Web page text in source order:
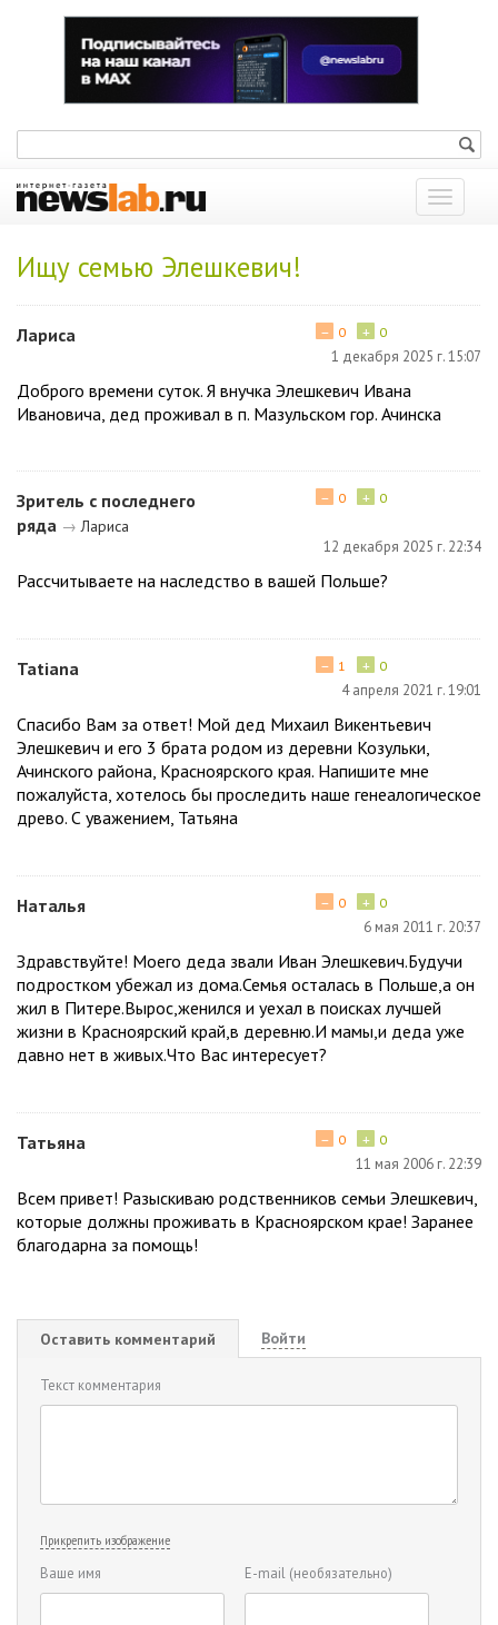
Показать
меню
Ищу семью Элешкевич!
Лариса + 0
− 0
1 декабря 2025 г. 15:07
Доброго времени суток. Я внучка Элешкевич Ивана
Ивановича, дед проживал в п. Мазульском гор. Ачинска
Зритель с последнего
ряда → Лариса
+ 0
− 0
12 декабря 2025 г. 22:34
Рассчитываете на наследство в вашей Польше?
Tatiana + 0
− 1
4 апреля 2021 г. 19:01
Спасибо Вам за ответ! Мой дед Михаил Викентьевич
Элешкевич и его 3 брата родом из деревни Козульки,
Ачинского района, Красноярского края. Напишите мне
пожалуйста, хотелось бы проследить наше генеалогическое
древо. С уважением, Татьяна
Наталья + 0
− 0
6 мая 2011 г. 20:37
Здравствуйте! Моего деда звали Иван Элешкевич.Будучи
подростком убежал из дома.Семья осталась в Польше,а он
жил в Питере.Вырос,женился и уехал в поисках лучшей
жизни в Красноярский край,в деревню.И мамы,и деда уже
давно нет в живых.Что Вас интересует?
Татьяна + 0
− 0
11 мая 2006 г. 22:39
Всем привет! Разыскиваю родственников семьи Элешкевич,
которые должны проживать в Красноярском крае! Заранее
благодарна за помощь!
Оставить комментарий Войти
Текст комментария
Прикрепить изображение
Ваше имя E-mail (необязательно)